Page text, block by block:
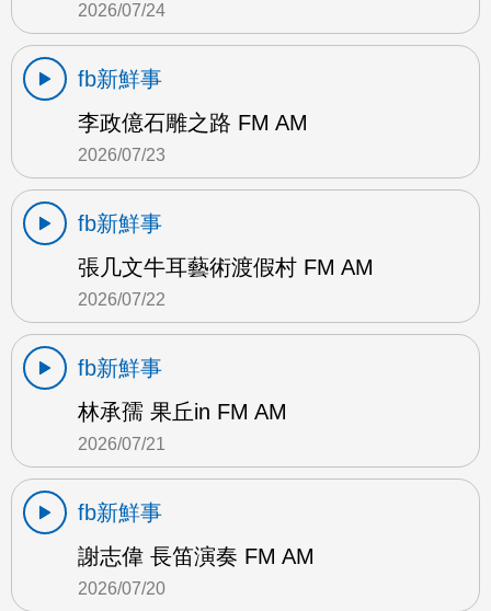
2026/07/24
fb新鮮事
李政億石雕之路 FM AM
2026/07/23
fb新鮮事
張几文牛耳藝術渡假村 FM AM
2026/07/22
fb新鮮事
林承孺 果丘in FM AM
2026/07/21
fb新鮮事
謝志偉 長笛演奏 FM AM
2026/07/20